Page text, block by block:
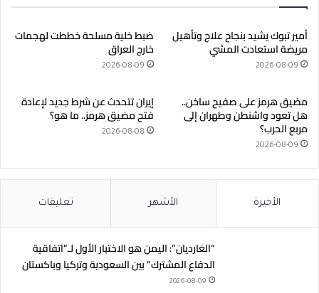
أمير تبوك يشيد بنجاح علاج وتأهيل
مريضة استعادت المشي
2026-08-09
ضبط خلية مسلحة خططت لهجمات
خارج العراق
2026-08-09
مضيق هرمز على صفيح ساخن..
هل تعود واشنطن وطهران إلى
مربع الحرب؟
2026-08-09
إيران تتحدث عن شرط جديد لإعادة
فتح مضيق هرمز.. ما هو؟
2026-08-08
الأخيرة الأشهر تعليقات
“الغارديان”: اليمن هو الاختبار الأول لـ”اتفاقية
الدفاع المشترك” بين السعودية وتركيا وباكستان
2026-08-09